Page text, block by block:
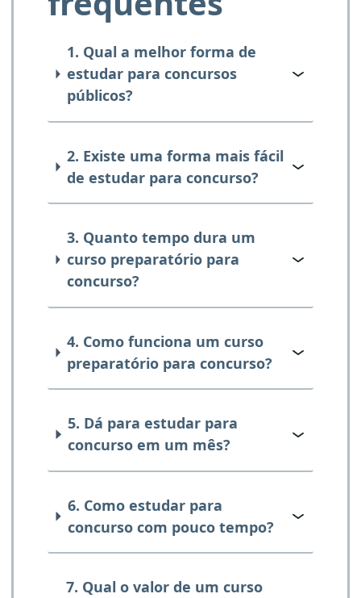
1. Qual a melhor forma de
estudar para concursos
públicos?
2. Existe uma forma mais fácil
de estudar para concurso?
3. Quanto tempo dura um
curso preparatório para
concurso?
4. Como funciona um curso
preparatório para concurso?
5. Dá para estudar para
concurso em um mês?
6. Como estudar para
concurso com pouco tempo?
7. Qual o valor de um curso